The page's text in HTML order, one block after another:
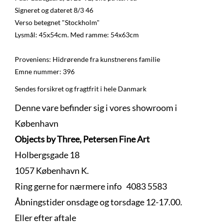
Signeret og dateret 8/3 46
Verso betegnet "Stockholm"
Lysmål: 45x54cm. Med ramme: 54x63cm
Proveniens: Hidrørende fra kunstnerens familie
Emne nummer: 396
Sendes forsikret og fragtfrit i hele Danmark
Denne vare befinder sig i vores showroom i
København
Objects by Three, Petersen Fine Art
Holbergsgade 18
1057 København K.
Ring gerne for nærmere info 4083 5583
Åbningstider onsdage og torsdage 12-17.00.
Eller efter aftale